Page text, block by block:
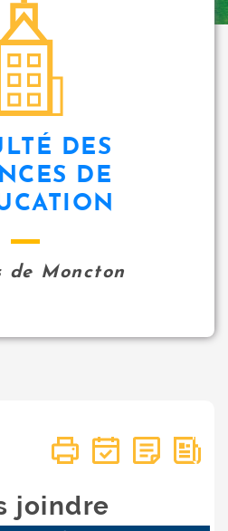
DES
DE
de Moncton
joindre